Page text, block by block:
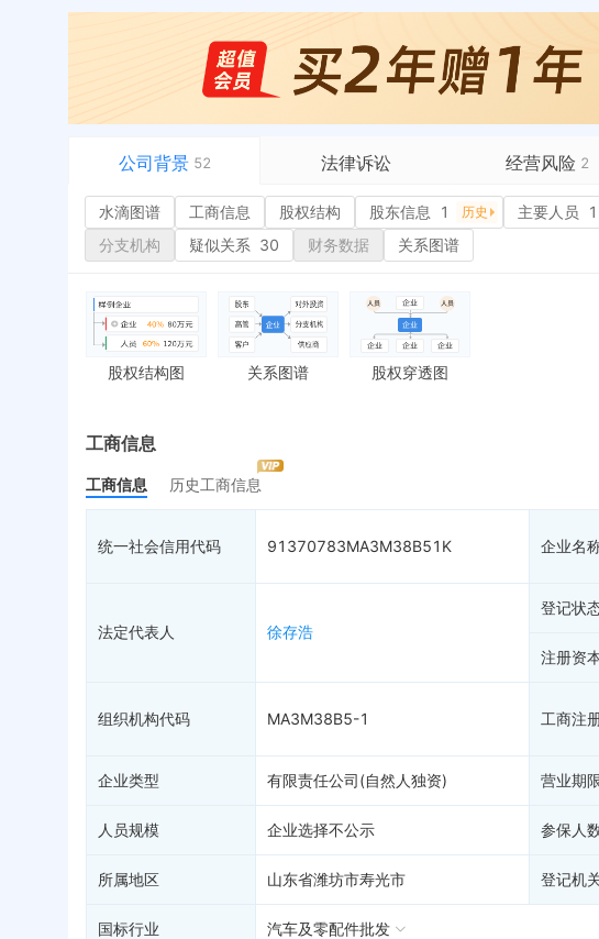
被抽查检查，结果：符合 检查实施机关：寿光市市场监督管理局
公司背景 52 法律诉讼 经营风险 2
水滴图谱
工商信息
股东信息
历史
主要人员 1
对外投资
控制企业
最终受益人
企业年报
分支机构
关系图谱
司法案件
立案信息
法院公告
裁判文书
送达公告
被执行人
终本案件
司法协助
破产重整
或有债务债权
清算信息
水滴图谱 工商信息 股权结构 股东信息 1 历史 主要人员 1
分支机构
疑似关系 30 财务数据 关系图谱
股权结构图 关系图谱 股权穿透图
工商信息
工商信息 历史工商信息
统一社会信用代码 91370783MA3M38B51K 企业名
法定代表人 徐存浩
登记状
注册资
组织机构代码 MA3M38B5-1 工商注
企业类型 有限责任公司(自然人独资) 营业期
人员规模 企业选择不公示 参保人
所属地区 山东省潍坊市寿光市 登记机
国标行业 汽车及零配件批发